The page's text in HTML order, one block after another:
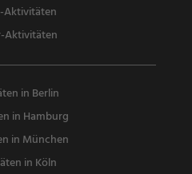
Aktivitäten
Aktivitäten
in Berlin
in Hamburg
in München
in Köln